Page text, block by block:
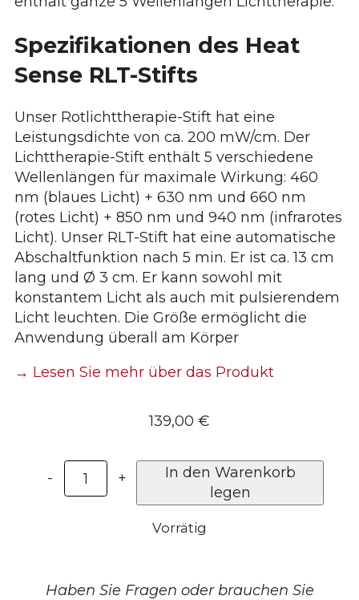
Spezifikationen des Heat
Sense RLT-Stifts
Unser Rotlichttherapie-Stift hat eine
Leistungsdichte von ca. 200 mW/cm. Der
Lichttherapie-Stift enthält 5 verschiedene
Wellenlängen für maximale Wirkung: 460
nm (blaues Licht) + 630 nm und 660 nm
(rotes Licht) + 850 nm und 940 nm (infrarotes
Licht). Unser RLT-Stift hat eine automatische
Abschaltfunktion nach 5 min. Er ist ca. 13 cm
lang und Ø 3 cm. Er kann sowohl mit
konstantem Licht als auch mit pulsierendem
Licht leuchten. Die Größe ermöglicht die
Anwendung überall am Körper
→ Lesen Sie mehr über das Produkt
139,00 €
-
Rot-
und
Blaulichttherapie-
Sense
+
In den Warenkorb
legen
Vorrätig
Haben Sie Fragen oder brauchen Sie